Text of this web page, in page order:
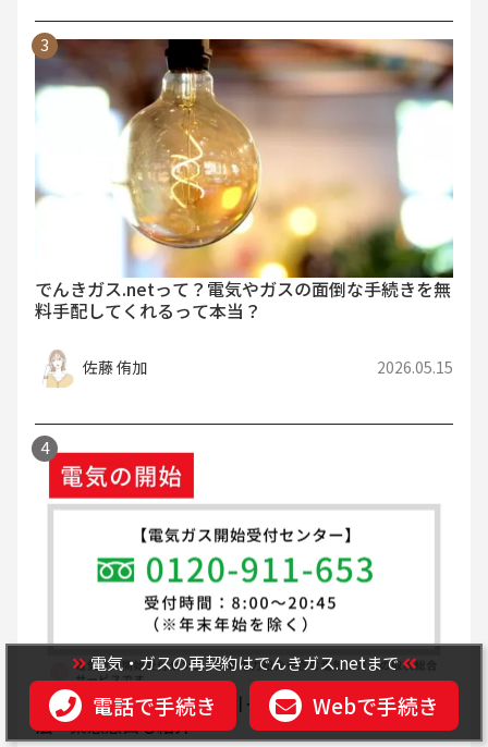
でんきガス.netって？電気やガスの面倒な手続きを無
料手配してくれるって本当？
佐藤 侑加 2026.05.15
電気は即日開通できる？引っ越し当日に開通する方
法・緊急窓口も紹介
電気・ガスの再契約はでんきガス.netまで
電話で手続き Webで手続き